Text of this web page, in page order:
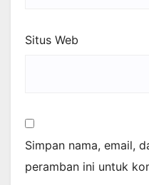
Situs Web
Simpan nama, email,
peramban ini untuk